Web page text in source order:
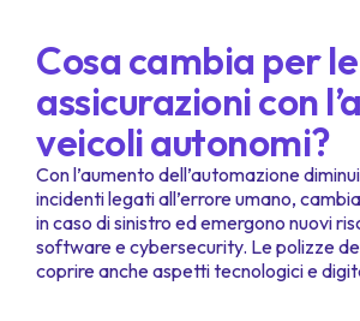
Cosa cambia per le
assicurazioni con
veicoli autonomi?
Con l’aumento dell’automazione
incidenti legati all’errore umano,
in caso di sinistro ed emergono nuovi
software e cybersecurity. Le polizze
coprire anche aspetti tecnologici e